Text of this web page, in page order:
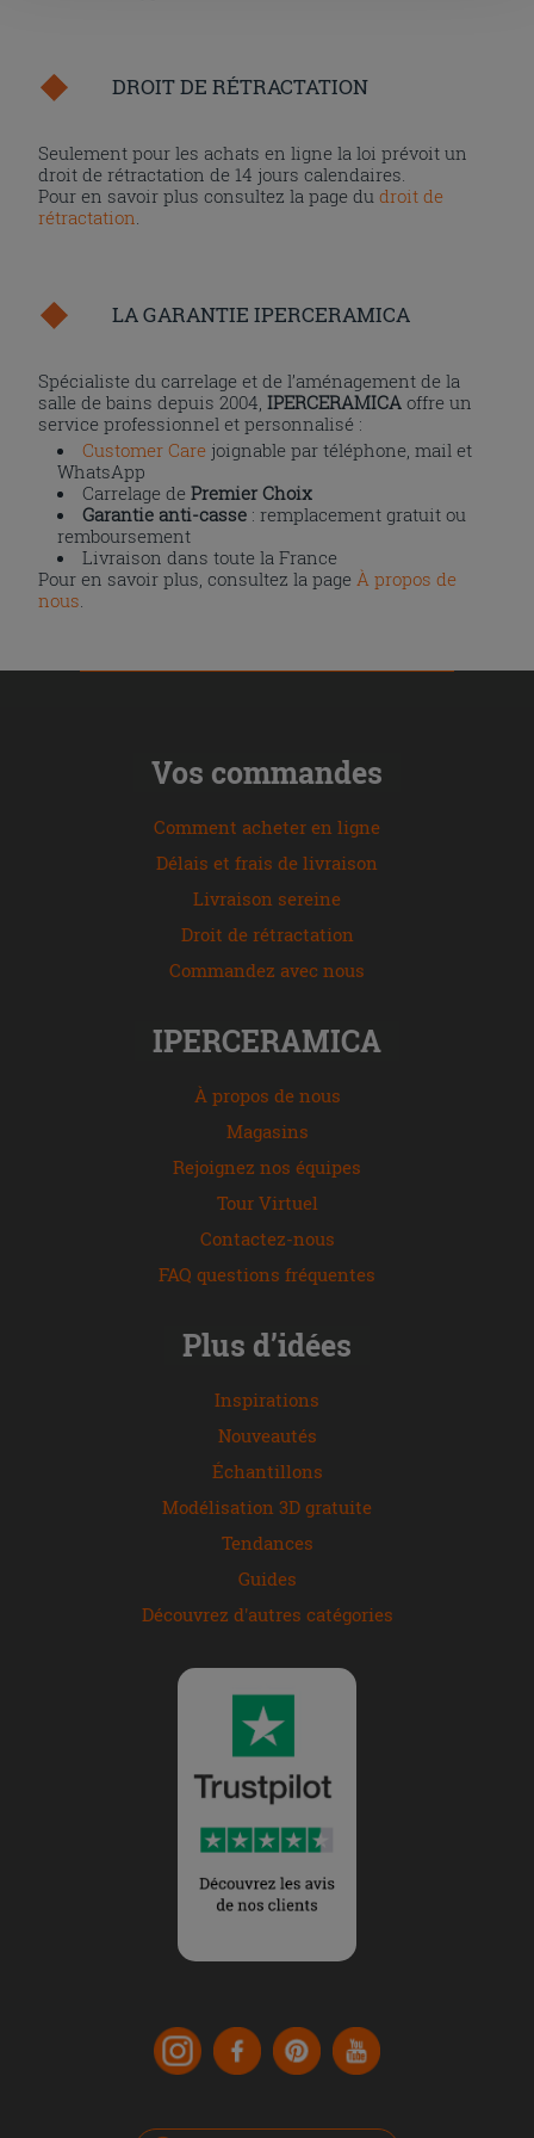
DROIT DE RÉTRACTATION
Seulement pour les achats en ligne la loi prévoit un
droit de rétractation de 14 jours calendaires.
Pour en savoir plus consultez la page dudroit de
rétractation
LA GARANTIE IPERCERAMICA
Spécialiste du carrelage et de l’aménagement de la
salle de bains depuis 2004,IPERCERAMICA offre un
service professionnel et personnalisé :
Customer Care joignable par téléphone, mail et
WhatsApp
Carrelage dePremier Choix
Garantie anti-casse : remplacement gratuit ou
remboursement
Livraison dans toute la France
Pour en savoir plus, consultez la page À propos de
nous
Vos commandes
Comment acheter en ligne
Délais et frais de livraison
Livraison sereine
Droit de rétractation
Commandez avec nous
IPERCERAMICA
À propos de nous
Magasins
Rejoignez nos équipes
Tour Virtuel
Contactez-nous
FAQ questions fréquentes
Plus d’idées
Inspirations
Nouveautés
Échantillons
Modélisation 3D gratuite
Tendances
Guides
Découvrez d'autres catégories